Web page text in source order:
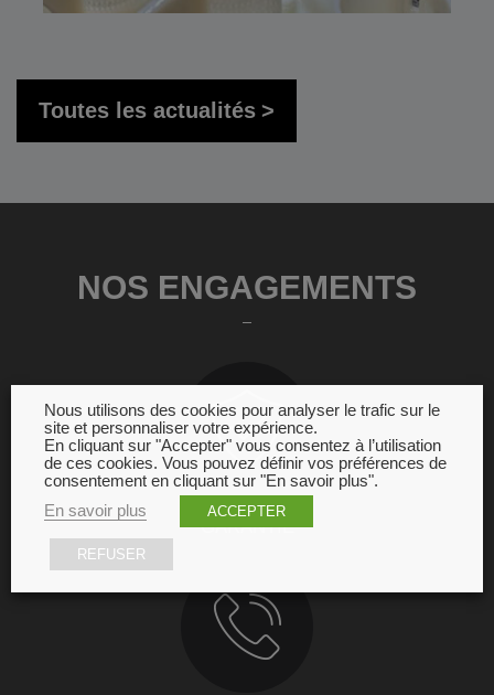
Toutes les actualités
NOS ENGAGEMENTS
GARANTIE
Nous utilisons des cookies pour analyser le trafic sur le
site et personnaliser votre expérience.
En cliquant sur "Accepter" vous consentez à l’utilisation
de ces cookies. Vous pouvez définir vos préférences de
consentement en cliquant sur "En savoir plus".
En savoir plus
ACCEPTER
REFUSER